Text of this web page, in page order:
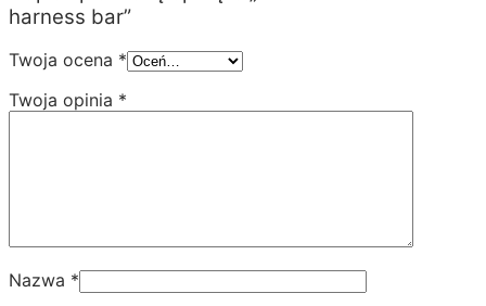
harness bar”
Twoja ocena *
Twoja opinia *
Nazwa *